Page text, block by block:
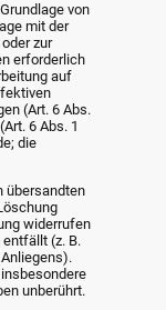
von
mit der
zur
erforderlich
auf
(Art. 6 Abs.
6 Abs. 1
die
übersandten
widerrufen
(z. B.
unberührt.